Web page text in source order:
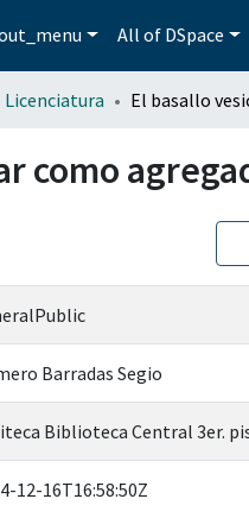
All of DSpace
Licenciatura
como
Barradas Segio
Biblioteca Central 3er.
12-16T16:58:50Z